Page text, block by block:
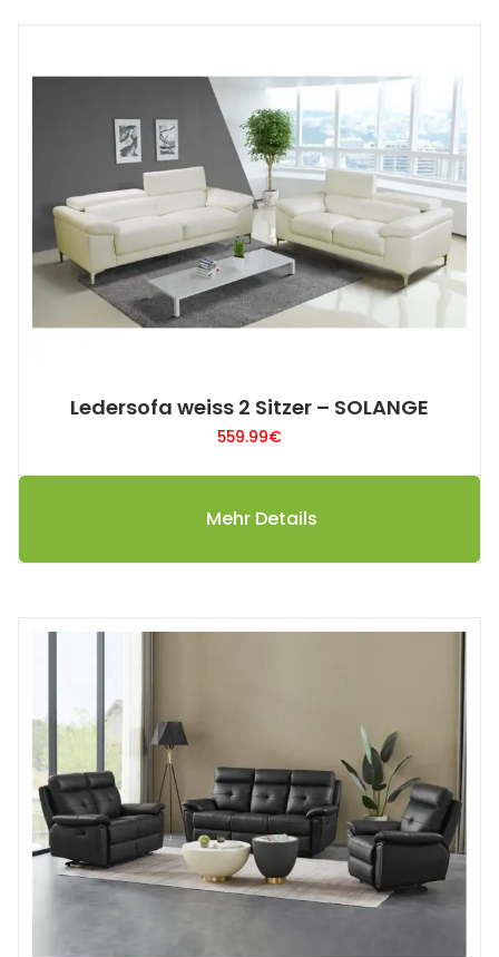
Ledersofa weiss 2 Sitzer – SOLANGE
559.99€
Mehr Details